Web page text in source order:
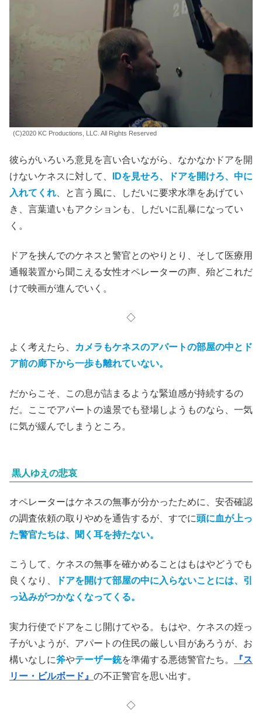
(C)2020 KC Productions, LLC. All Rights Reserved
彼らがいろいろ意見を言い合いながら、なかなかドアを開
けないケネスに対して、
IDを見せろ、ドアを開けろ、中に
入れてくれ 、と言う風に、しだいに要求水準をあげてい
き、言葉遣いもアクションも、しだいに乱暴になってい
く。
ドアを挟んでのケネスと警官とのやりとり、そして医療用
通報装置から聞こえる女性オペレーターの声、殆どこれだ
けで映画が進んでいく。
◇
よく考えたら、 カメラもケネスのアパートの部屋の中とド
ア前の廊下から一歩も離れていない。
だからこそ、この息が詰まるような緊迫感が持続するの
だ。ここでアパートの遠景でも登場しようものなら、一気
に気が緩んでしまうところ。
黒人ゆえの悲哀
オペレーターはケネスの無事が分かったために、安否確認
の調査依頼の取りやめを通告するが、すでに頭に血が上っ
た警官たちは、聞く耳を持たない。
こうして、ケネスの無事を確かめることはもはやどうでも
良くなり、
ドアを開けて部屋の中に入らないことには、引
っ込みがつかなくなってくる。
実力行使でドアをこじ開けてやる。もはや、ケネスの姪っ
子がいようが、アパートの住民の厳しい目があろうが、お
構いなしに斧やテーザー銃を準備する悪徳警官たち。
『ス
リー・ビルボード』 の不正警官を思い出す。
◇